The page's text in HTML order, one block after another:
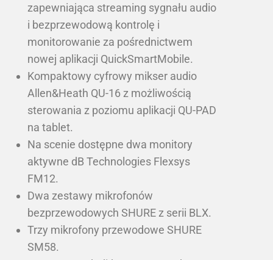
zapewniająca streaming sygnału audio
i bezprzewodową kontrolę i
monitorowanie za pośrednictwem
nowej aplikacji QuickSmartMobile.
Kompaktowy cyfrowy mikser audio
Allen&Heath QU-16 z możliwością
sterowania z poziomu aplikacji QU-PAD
na tablet.
Na scenie dostępne dwa monitory
aktywne dB Technologies Flexsys
FM12.
Dwa zestawy mikrofonów
bezprzewodowych SHURE z serii BLX.
Trzy mikrofony przewodowe SHURE
SM58.